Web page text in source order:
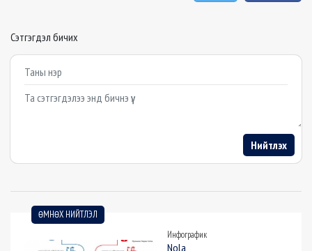
Сэтгэгдэл бичих
Example textarea
Нийтлэх
ӨМНӨХ НИЙТЛЭЛ
Инфографик
Nola